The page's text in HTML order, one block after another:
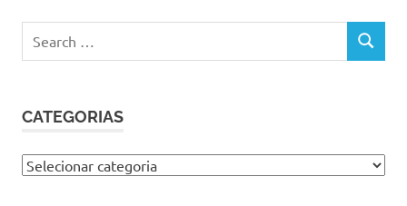
SEARCH
CATEGORIAS
Categorias